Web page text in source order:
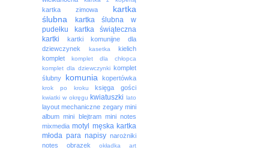
kartka zimowa
kartka
ślubna
kartka ślubna w
pudełku
kartka świąteczna
kartki
kartki komunijne dla
dziewczynek
kasetka
kielich
komplet
komplet dla chłopca
komplet dla dziewczynki komplet
ślubny
komunia kopertówka
krok po kroku księga gości
kwiatki w okręgu kwiatuszki lato
layout mechaniczne zegary mini
album mini blejtram mini notes
mixmedia motyl męska kartka
młoda para napisy narożniki
notes
obrazek
okładka art